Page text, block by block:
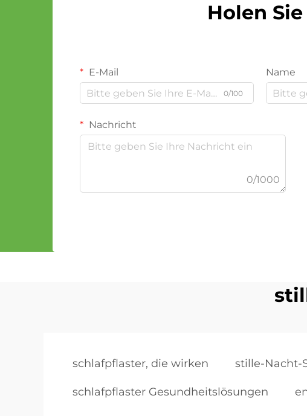
Holen
E-Mail
0/100
Name
Nachricht
0/1000
schlafpflaster, die wirken stille-Nacht-
schlafpflaster Gesundheitslösungen